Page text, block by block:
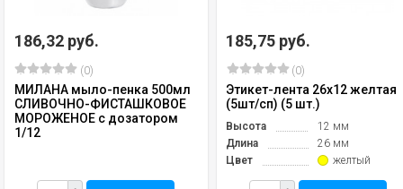
186,32 руб.
(0)
МИЛАНА мыло-пенка 500мл
СЛИВОЧНО-ФИСТАШКОВОЕ
МОРОЖЕНОЕ с дозатором
1/12
185,75 руб.
(0)
Этикет-лента 26х12 желтая
(5шт/сп) (5 шт.)
Высота
12 мм
Длина
26 мм
Цвет
желтый